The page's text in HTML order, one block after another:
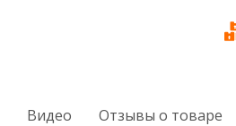
Видео Отзывы о товаре